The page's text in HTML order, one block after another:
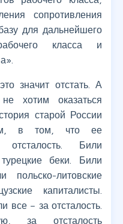
сопротивления
для дальнейшего
класса и
значит отстать. А
хотим оказаться
старой России
в том, что ее
Били
беки. Били
литовские
капиталисты.
все – за отсталость.
за отсталость